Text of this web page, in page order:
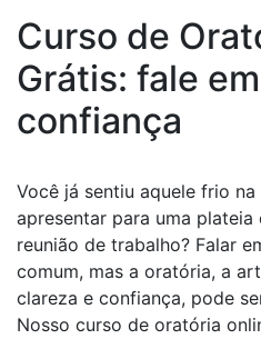
Curso de
Grátis: fale
confiança
Você já sentiu aquele frio
apresentar para uma plateia
reunião de trabalho? Falar
comum, mas a oratória, a
clareza e confiança, pode
Nosso curso de oratória